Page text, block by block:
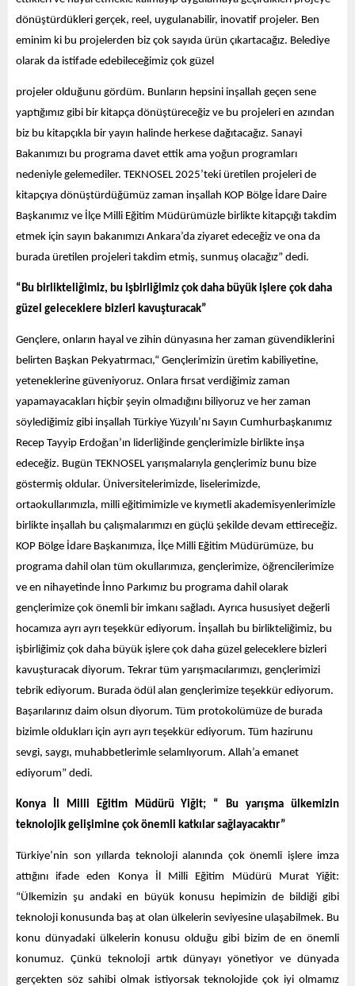
dönüştürdükleri gerçek, reel, uygulanabilir, inovatif projeler. Ben
eminim ki bu projelerden biz çok sayıda ürün çıkartacağız. Belediye
olarak da istifade edebileceğimiz çok güzel
projeler olduğunu gördüm. Bunların hepsini inşallah geçen sene
yaptığımız gibi bir kitapça dönüştüreceğiz ve bu projeleri en azından
biz bu kitapçıkla bir yayın halinde herkese dağıtacağız. Sanayi
Bakanımızı bu programa davet ettik ama yoğun programları
nedeniyle gelemediler. TEKNOSEL 2025’teki üretilen projeleri de
kitapçıya dönüştürdüğümüz zaman inşallah KOP Bölge İdare Daire
Başkanımız ve İlçe Milli Eğitim Müdürümüzle birlikte kitapçığı takdim
etmek için sayın bakanımızı Ankara’da ziyaret edeceğiz ve ona da
burada üretilen projeleri takdim etmiş, sunmuş olacağız” dedi.
“Bu birlikteliğimiz, bu işbirliğimiz çok daha büyük işlere çok daha
güzel geleceklere bizleri kavuşturacak”
Gençlere, onların hayal ve zihin dünyasına her zaman güvendiklerini
belirten Başkan Pekyatırmacı,“ Gençlerimizin üretim kabiliyetine,
yeteneklerine güveniyoruz. Onlara fırsat verdiğimiz zaman
yapamayacakları hiçbir şeyin olmadığını biliyoruz ve her zaman
söylediğimiz gibi inşallah Türkiye Yüzyılı’nı Sayın Cumhurbaşkanımız
Recep Tayyip Erdoğan’ın liderliğinde gençlerimizle birlikte inşa
edeceğiz. Bugün TEKNOSEL yarışmalarıyla gençlerimiz bunu bize
göstermiş oldular. Üniversitelerimizde, liselerimizde,
ortaokullarımızla, milli eğitimimizle ve kıymetli akademisyenlerimizle
birlikte inşallah bu çalışmalarımızı en güçlü şekilde devam ettireceğiz.
KOP Bölge İdare Başkanımıza, İlçe Milli Eğitim Müdürümüze, bu
programa dahil olan tüm okullarımıza, gençlerimize, öğrencilerimize
ve en nihayetinde İnno Parkımız bu programa dahil olarak
gençlerimize çok önemli bir imkanı sağladı. Ayrıca hususiyet değerli
hocamıza ayrı ayrı teşekkür ediyorum. İnşallah bu birlikteliğimiz, bu
işbirliğimiz çok daha büyük işlere çok daha güzel geleceklere bizleri
kavuşturacak diyorum. Tekrar tüm yarışmacılarımızı, gençlerimizi
tebrik ediyorum. Burada ödül alan gençlerimize teşekkür ediyorum.
Başarılarınız daim olsun diyorum. Tüm protokolümüze de burada
bizimle oldukları için ayrı ayrı teşekkür ediyorum. Tüm hazirunu
sevgi, saygı, muhabbetlerimle selamlıyorum. Allah’a emanet
ediyorum” dedi.
Konya İl Milli Eğitim Müdürü Yiğit; “ Bu yarışma ülkemizin
teknolojik gelişimine çok önemli katkılar sağlayacaktır”
Türkiye’nin son yıllarda teknoloji alanında çok önemli işlere imza
attığını ifade eden Konya İl Milli Eğitim Müdürü Murat Yiğit:
“Ülkemizin şu andaki en büyük konusu hepimizin de bildiği gibi
teknoloji konusunda baş at olan ülkelerin seviyesine ulaşabilmek. Bu
konu dünyadaki ülkelerin konusu olduğu gibi bizim de en önemli
konumuz. Çünkü teknoloji artık dünyayı yönetiyor ve dünyada
gerçekten söz sahibi olmak istiyorsak teknolojide çok iyi olmamız